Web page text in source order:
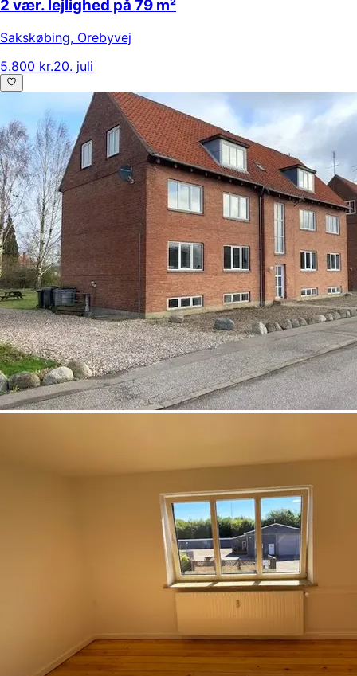
2 vær. lejlighed på 79 m²
Sakskøbing, Orebyvej
5.800 kr.20. juli